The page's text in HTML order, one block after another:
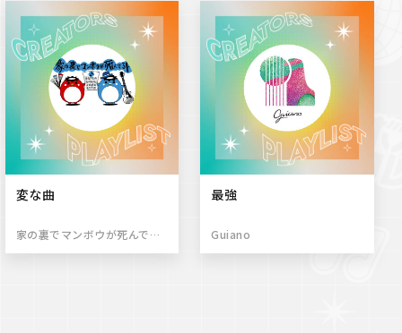
変な曲
家の裏でマンボウが死んでるP
最強
Guiano